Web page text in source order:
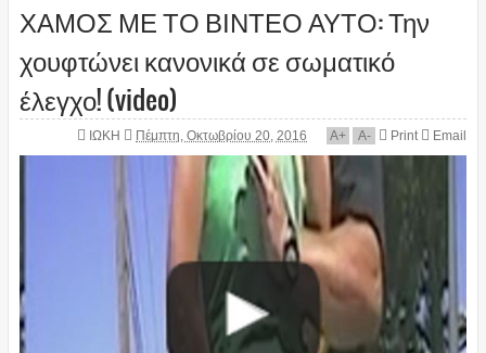
ΧΑΜΟΣ ΜΕ ΤΟ ΒΙΝΤΕΟ ΑΥΤΟ: Την
χουφτώνει κανονικά σε σωματικό
έλεγχο! (video)
ΙΩΚΗ Πέμπτη, Οκτωβρίου 20, 2016 A+ A- Print Email